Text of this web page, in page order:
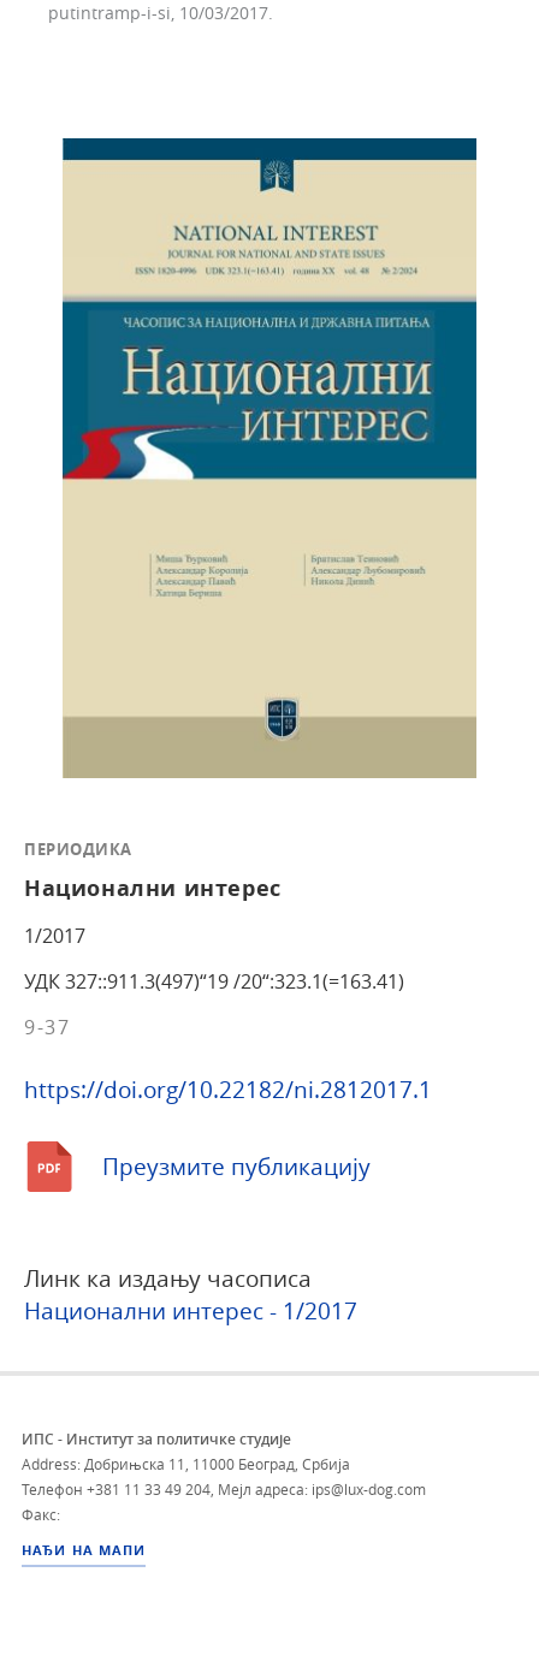
putintramp-i-si, 10/03/2017.
ПЕРИОДИКА
Национални интерес
1/2017
УДК 327::911.3(497)“19 /20“:323.1(=163.41)
9-37
https://doi.org/10.22182/ni.2812017.1
Преузмите публикацију
Линк ка издању часописа
Национални интерес - 1/2017
ИПС - Институт за политичке студије
Address: Добрињска 11, 11000 Београд, Србија
Телефон +381 11 33 49 204, Мејл адреса: ips@lux-dog.com
Факс:
НАЂИ НА МАПИ